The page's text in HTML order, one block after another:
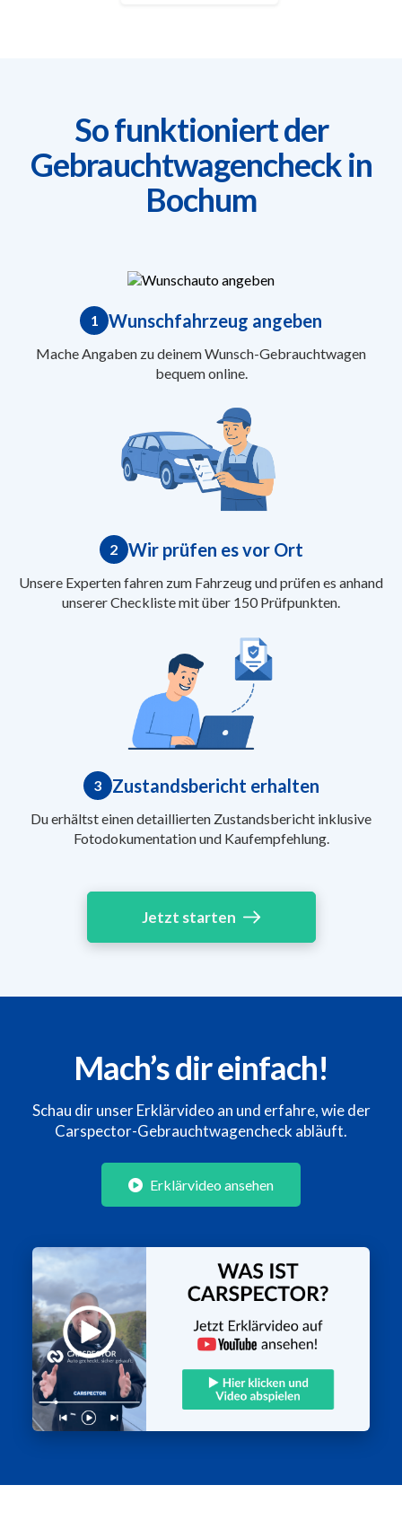
So funktioniert der
Gebrauchtwagencheck in
Bochum
1 Wunschfahrzeug angeben
Mache Angaben zu deinem Wunsch-Gebrauchtwagen
bequem online.
2 Wir prüfen es vor Ort
Unsere Experten fahren zum Fahrzeug und prüfen es anhand
unserer Checkliste mit über 150 Prüfpunkten.
3 Zustandsbericht erhalten
Du erhältst einen detaillierten Zustandsbericht inklusive
Fotodokumentation und Kaufempfehlung.
Jetzt starten
Mach’s dir einfach!
Schau dir unser Erklärvideo an und erfahre, wie der
Carspector-Gebrauchtwagencheck abläuft.
Erklärvideo ansehen